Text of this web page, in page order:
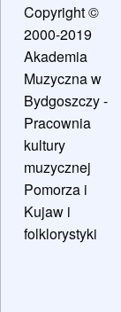
Copyright ©
2000-2019
Akademia
Muzyczna w
Bydgoszczy -
Pracownia
kultury
muzycznej
Pomorza i
Kujaw i
folklorystyki